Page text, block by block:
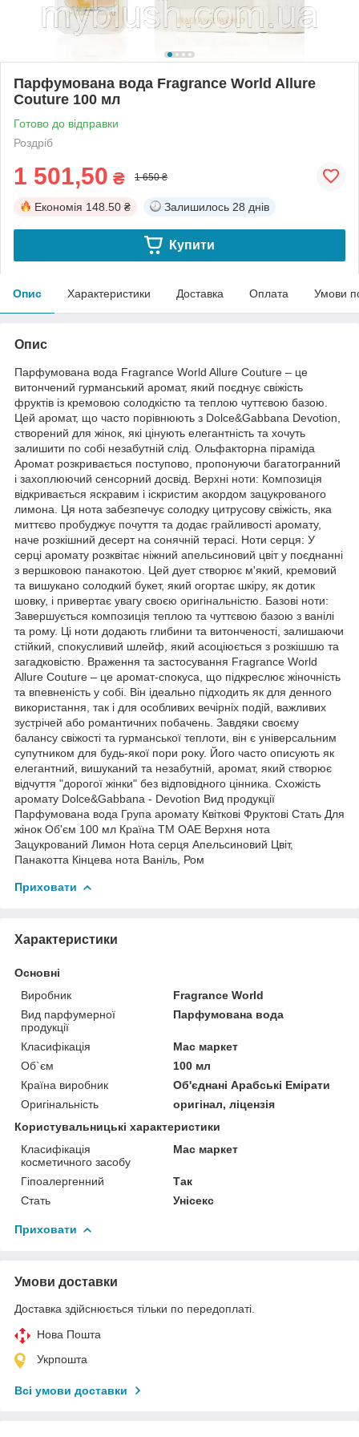
Парфумована вода Fragrance World Allure
Couture 100 мл
Готово до відправки
Роздріб
1 501,50 ₴ 1 650 ₴
Економія 148.50 ₴ Залишилось 28 днів
Купити
Опис Характеристики Доставка Оплата Умови
Опис
Парфумована вода Fragrance World Allure Couture – це
витончений гурманський аромат, який поєднує свіжість
фруктів із кремовою солодкістю та теплою чуттєвою базою.
Цей аромат, що часто порівнюють з Dolce&Gabbana Devotion,
створений для жінок, які цінують елегантність та хочуть
залишити по собі незабутній слід. Ольфакторна піраміда
Аромат розкривається поступово, пропонуючи багатогранний
і захоплюючий сенсорний досвід. Верхні ноти: Композиція
відкривається яскравим і іскристим акордом зацукрованого
лимона. Ця нота забезпечує солодку цитрусову свіжість, яка
миттєво пробуджує почуття та додає грайливості аромату,
наче розкішний десерт на сонячній терасі. Ноти серця: У
серці аромату розквітає ніжний апельсиновий цвіт у поєднанні
з вершковою панакотою. Цей дует створює м'який, кремовий
та вишукано солодкий букет, який огортає шкіру, як дотик
шовку, і привертає увагу своєю оригінальністю. Базові ноти:
Завершується композиція теплою та чуттєвою базою з ванілі
та рому. Ці ноти додають глибини та витонченості, залишаючи
стійкий, спокусливий шлейф, який асоціюється з розкішшю та
загадковістю. Враження та застосування Fragrance World
Allure Couture – це аромат-спокуса, що підкреслює жіночність
та впевненість у собі. Він ідеально підходить як для денного
використання, так і для особливих вечірніх подій, важливих
зустрічей або романтичних побачень. Завдяки своєму
балансу свіжості та гурманської теплоти, він є універсальним
супутником для будь-якої пори року. Його часто описують як
елегантний, вишуканий та незабутній, аромат, який створює
відчуття "дорогої жінки" без відповідного цінника. Схожість
аромату Dolce&Gabbana - Devotion Вид продукції
Парфумована вода Група аромату Квіткові Фруктові Стать Для
жінок Об'єм 100 мл Країна ТМ ОАЕ Верхня нота
Зацукрований Лимон Нота серця Апельсиновий Цвіт,
Панакотта Кінцева нота Ваніль, Ром
Приховати
Характеристики
Основні
Виробник
Fragrance World
Вид парфумерної
продукції
Парфумована вода
Класифікація
Мас маркет
Об`єм
100 мл
Країна виробник
Об'єднані Арабські Емірати
Оригінальність
оригінал, ліцензія
Користувальницькі характеристики
Класифікація
косметичного засобу
Мас маркет
Гіпоалергенний
Так
Стать
Унісекс
Приховати
Умови доставки
Доставка здійснюється тільки по передоплаті.
Нова Пошта
Укрпошта
Всі умови доставки